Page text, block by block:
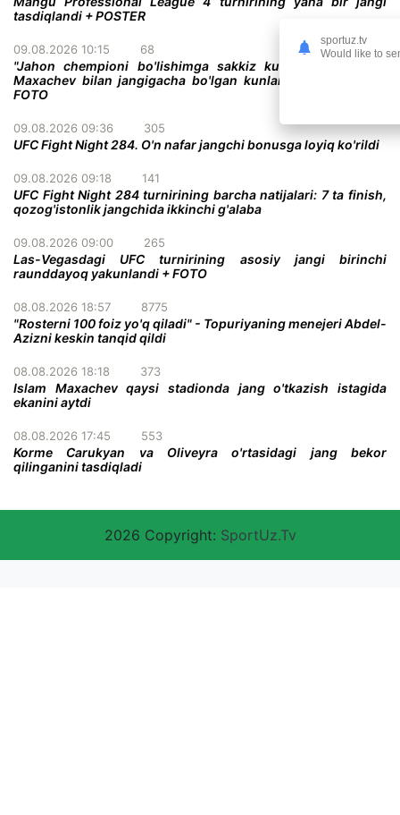
tasdiqlandi + POSTER
09.08.2026 10:15 68
"Jahon chempioni bo'lishimga sakkiz kun qoldi" - Gerri
Maxachev bilan jangigacha bo'lgan kunlarni sanamoqda +
FOTO
09.08.2026 09:36 305
UFC Fight Night 284. O'n nafar jangchi bonusga loyiq ko'rildi
09.08.2026 09:18 141
UFC Fight Night 284 turnirining barcha natijalari: 7 ta finish,
qozog'istonlik jangchida ikkinchi g'alaba
09.08.2026 09:00 265
Las-Vegasdagi UFC turnirining asosiy jangi birinchi
raunddayoq yakunlandi + FOTO
08.08.2026 18:57 8775
"Rosterni 100 foiz yo'q qiladi" - Topuriyaning menejeri Abdel-
Azizni keskin tanqid qildi
08.08.2026 18:18 373
Islam Maxachev qaysi stadionda jang o'tkazish istagida
ekanini aytdi
08.08.2026 17:45 553
Korme Carukyan va Oliveyra o'rtasidagi jang bekor
qilinganini tasdiqladi
2026 Copyright: SportUz.Tv
sportuz.tv
Would like to